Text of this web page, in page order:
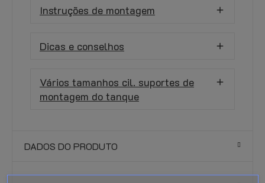
Instruções de montagem
Dicas e conselhos
Vários tamanhos cil. suportes de
montagem do tanque
DADOS DO PRODUTO